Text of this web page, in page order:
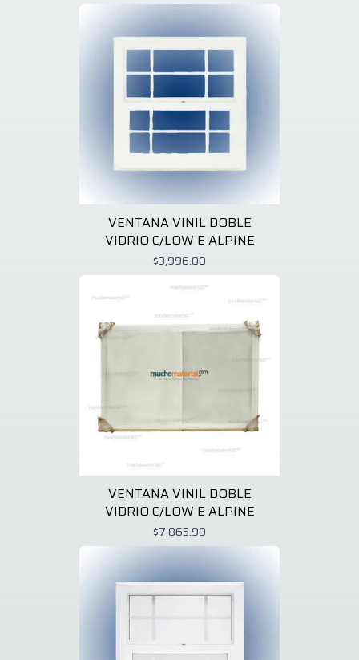
VENTANA VINIL DOBLE
VIDRIO C/LOW E ALPINE
$3,996.00
VENTANA VINIL DOBLE
VIDRIO C/LOW E ALPINE
$7,865.99